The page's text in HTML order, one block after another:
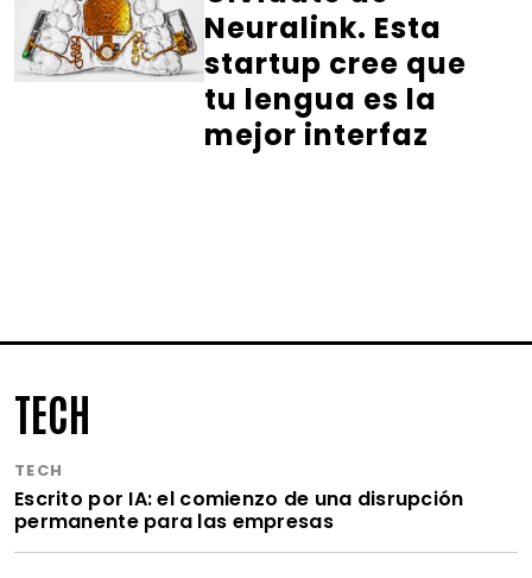
Neuralink. Esta
startup cree que
tu lengua es la
mejor interfaz
TECH
TECH
Escrito por IA: el comienzo de una disrupción
permanente para las empresas